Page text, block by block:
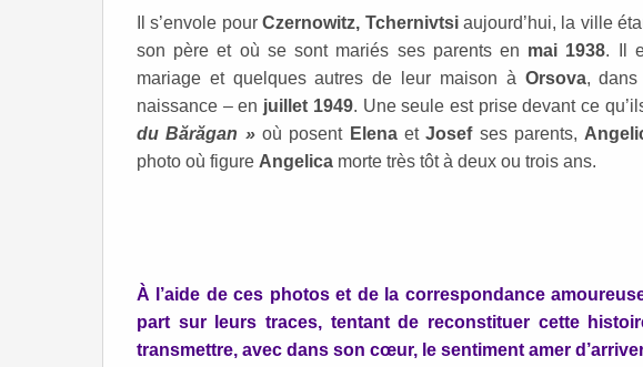
Il s’envole pourCzernowitz, Tchernivtsiaujourd’hui, la ville
son père et où se sont mariés ses parents en mai 1938. Il
mariage et quelques autres de leur maison à Orsova,
naissance – en juillet 1949. Une seule est prise devant ce
du Bărăgan »où posent ElenaetJosefses parents,
photo où figure Angelica morte très tôt à deux ou trois ans.
À l’aide de ces photos et de la correspondance
part sur leurs traces, tentant de reconstituer cette
transmettre, avec dans son cœur, le sentiment amer